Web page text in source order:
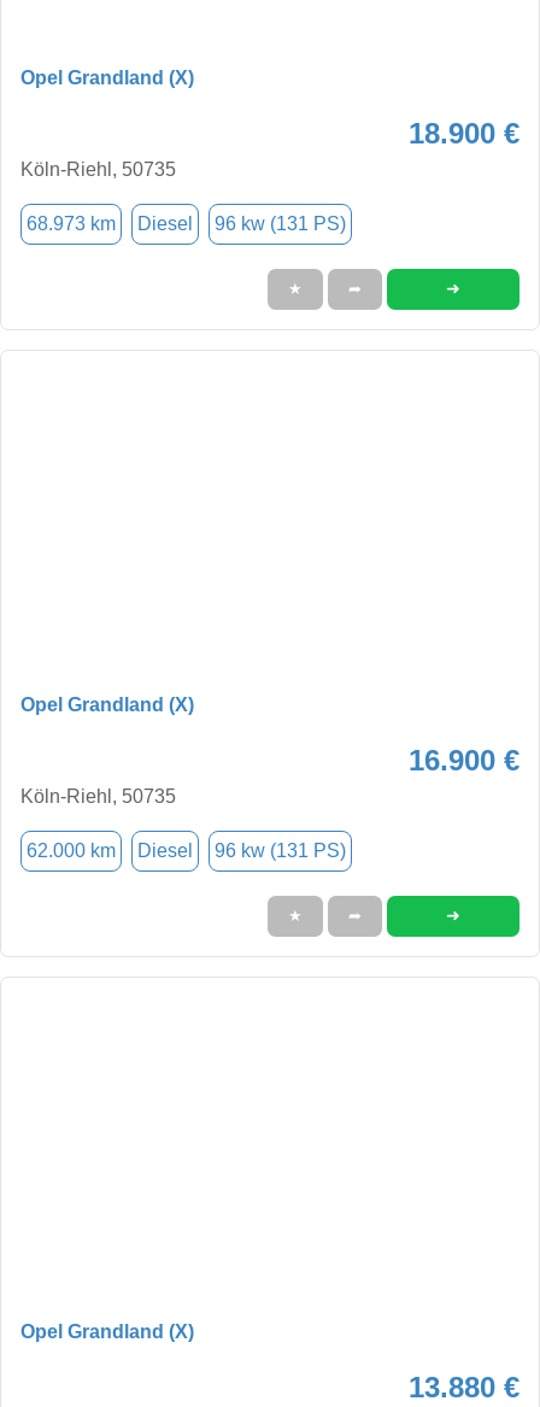
Opel Grandland (X)
18.900 €
Köln-Riehl, 50735
68.973 km Diesel 96 kw (131 PS)
★ ➦ ➜
Opel Grandland (X)
16.900 €
Köln-Riehl, 50735
62.000 km Diesel 96 kw (131 PS)
★ ➦ ➜
Opel Grandland (X)
13.880 €